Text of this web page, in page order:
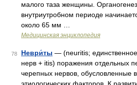
малого таза женщины.
внутриутробном периоде
около 65 мм …
Медицинская энциклопедия
78 Неври́ты — (neuritis;
нерв + itis) поражения отдельных
черепных нервов, обусловленные